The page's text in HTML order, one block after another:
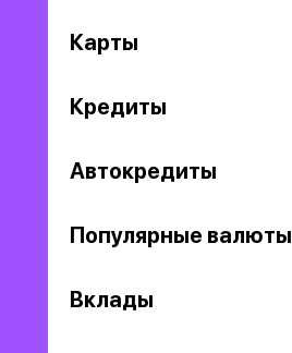
Карты
Кредиты
Автокредиты
Популярные валюты
Вклады